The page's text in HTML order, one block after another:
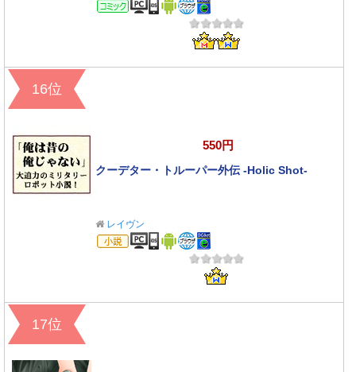
コミック
16位
550円
クーデター・トルーパー外伝 -Holic Shot-
レイヴン
小説
17位